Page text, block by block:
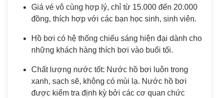
Giá vé vô cùng hợp lý, chỉ từ 15.000 đến 20.000
đồng, thích hợp với các bạn học sinh, sinh viên.
Hồ bơi có hệ thống chiếu sáng hiện đại dành cho
những khách hàng thích bơi vào buổi tối.
Chất lượng nước tốt: Nước hồ bơi luôn trong
xanh, sạch sẽ, không có mùi lạ. Nước hồ bơi
được kiểm tra định kỳ bởi các cơ quan chức